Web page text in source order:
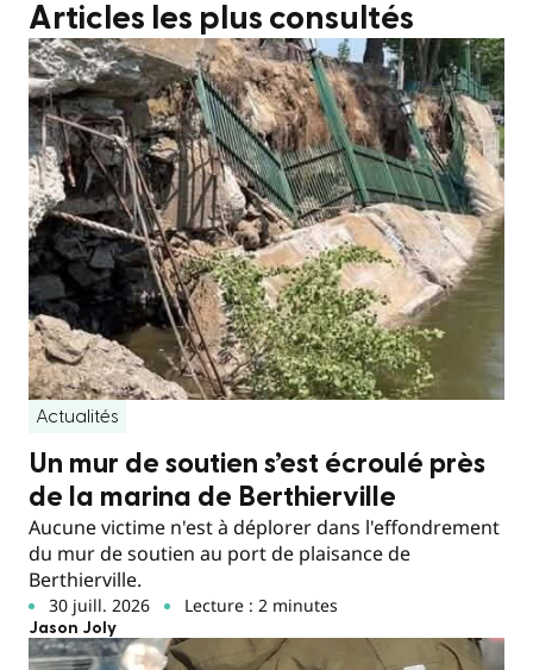
Articles les plus consultés
Actualités
Un mur de soutien s’est écroulé près
de la marina de Berthierville
Aucune victime n'est à déplorer dans l'effondrement
du mur de soutien au port de plaisance de
Berthierville.
30 juill. 2026 Lecture : 2 minutes
Jason Joly